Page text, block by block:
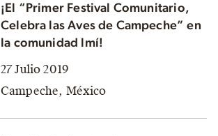
¡El “Primer Festival Comunitario,
Celebra las Aves de Campeche” en
la comunidad lmí!
27 Julio 2019
Campeche, México